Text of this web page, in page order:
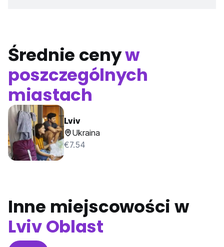
Średnie cenyw
poszczególnych
miastach
Lviv
Ukraina
€7.54
Inne miejscowości w
Lviv Oblast